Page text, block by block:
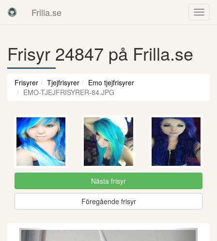
Frilla.se
Frisyr 24847 på Frilla.se
Frisyrer Tjejfrisyrer
Emo tjejfrisyrer
EMO-TJEJFRISYRER-84.JPG
Nästa frisyr
Föregående frisyr
Föregående